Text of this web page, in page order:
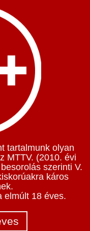
tartalmunk olyan
MTTV. (2010. évi
szerinti V.
káros
elmúlt 18 éves.